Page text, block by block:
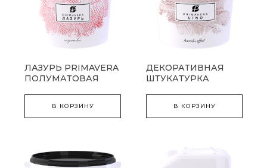
ЛАЗУРЬ PRIMAVERA
ПОЛУМАТОВАЯ
В КОРЗИНУ
ДЕКОРАТИВНАЯ
ШТУКАТУРКА
В КОРЗИНУ